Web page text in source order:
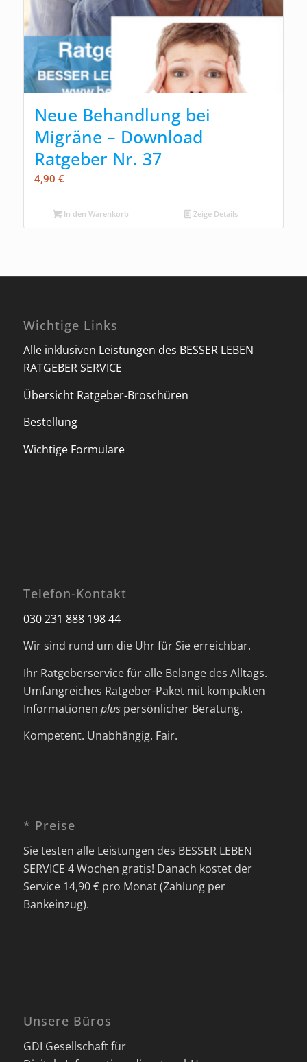
Neue Behandlung bei
Migräne – Download
Ratgeber Nr. 37
4,90 €
In den Warenkorb Zeige Details
Wichtige Links
Alle inklusiven Leistungen des BESSER LEBEN
RATGEBER SERVICE
Übersicht Ratgeber-Broschüren
Bestellung
Wichtige Formulare
Telefon-Kontakt
030 231 888 198 44
Wir sind rund um die Uhr für Sie erreichbar.
Ihr Ratgeberservice für alle Belange des Alltags.
Umfangreiches Ratgeber-Paket mit kompakten
Informationen pluspersönlicher Beratung.
Kompetent. Unabhängig. Fair.
* Preise
Sie testen alle Leistungen des BESSER LEBEN
SERVICE 4 Wochen gratis! Danach kostet der
Service 14,90 € pro Monat (Zahlung per
Bankeinzug).
Unsere Büros
GDI Gesellschaft für